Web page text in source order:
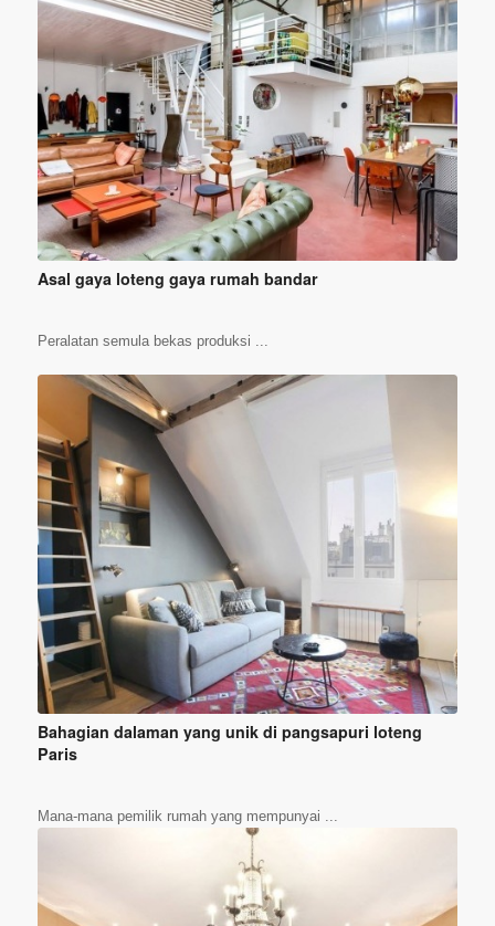
Asal gaya loteng gaya rumah bandar
Peralatan semula bekas produksi ...
Bahagian dalaman yang unik di pangsapuri loteng
Paris
Mana-mana pemilik rumah yang mempunyai ...